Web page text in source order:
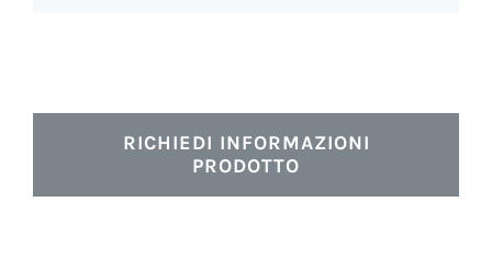
RICHIEDI INFORMAZIONI
PRODOTTO